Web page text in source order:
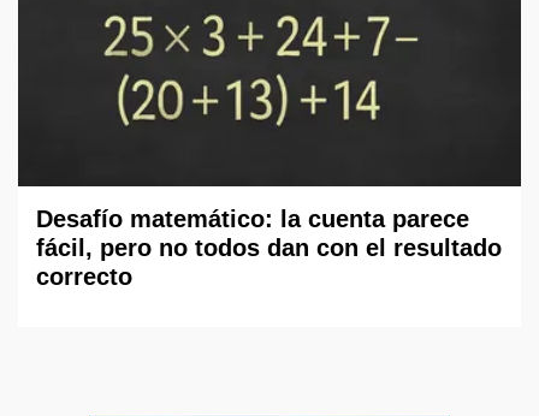
Desafío matemático: la cuenta parece
fácil, pero no todos dan con el resultado
correcto